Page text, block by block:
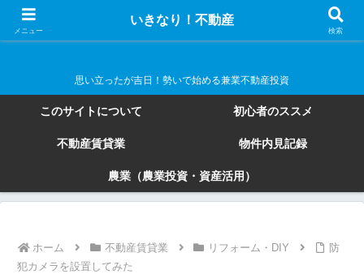
いきなり！不動産
思い立ったが吉日！勢いで始める兼業不動産投資
このサイトについて 初心者のススメ
不動産賃貸業 物件内見記録
農業（農業投資・資産活用）
ホーム 不動産賃貸業 リフォーム・DIY
防
犯カメラを設置してみた
メニュー
いきなり！不動産
検索